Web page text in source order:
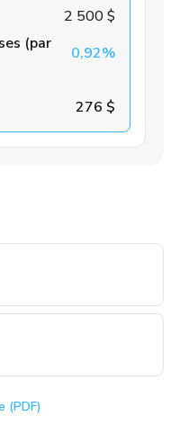
2 500 $
(par
0,92%
276 $
(PDF)